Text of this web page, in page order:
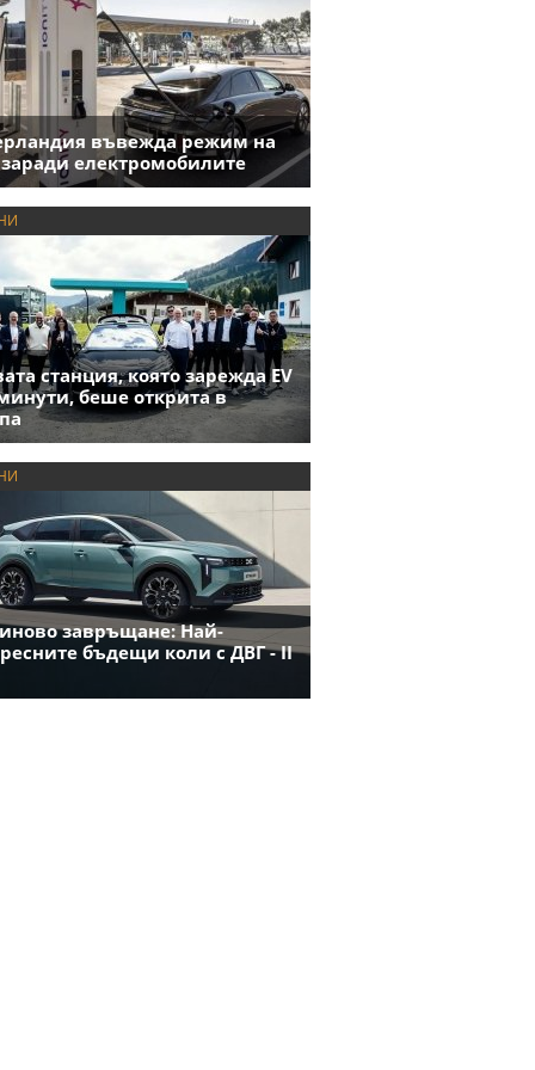
въвежда режим на
заради електромобилите
станция, която зарежда EV
беше открита в
завръщане: Най-
бъдещи коли с ДВГ - II